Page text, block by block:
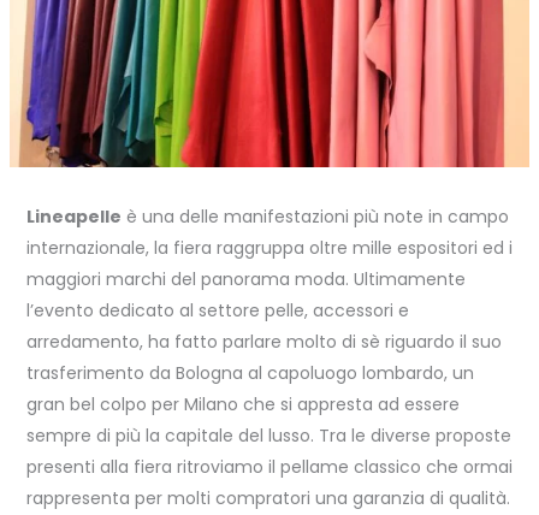
Lineapelle è una delle manifestazioni più note in campo
internazionale, la fiera raggruppa oltre mille espositori ed i
maggiori marchi del panorama moda. Ultimamente
l’evento dedicato al settore pelle, accessori e
arredamento, ha fatto parlare molto di sè riguardo il suo
trasferimento da Bologna al capoluogo lombardo, un
gran bel colpo per Milano che si appresta ad essere
sempre di più la capitale del lusso. Tra le diverse proposte
presenti alla fiera ritroviamo il pellame classico che ormai
rappresenta per molti compratori una garanzia di qualità.